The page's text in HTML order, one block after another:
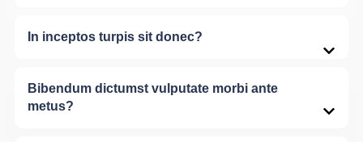
In inceptos turpis sit donec?
Bibendum dictumst vulputate morbi ante
metus?